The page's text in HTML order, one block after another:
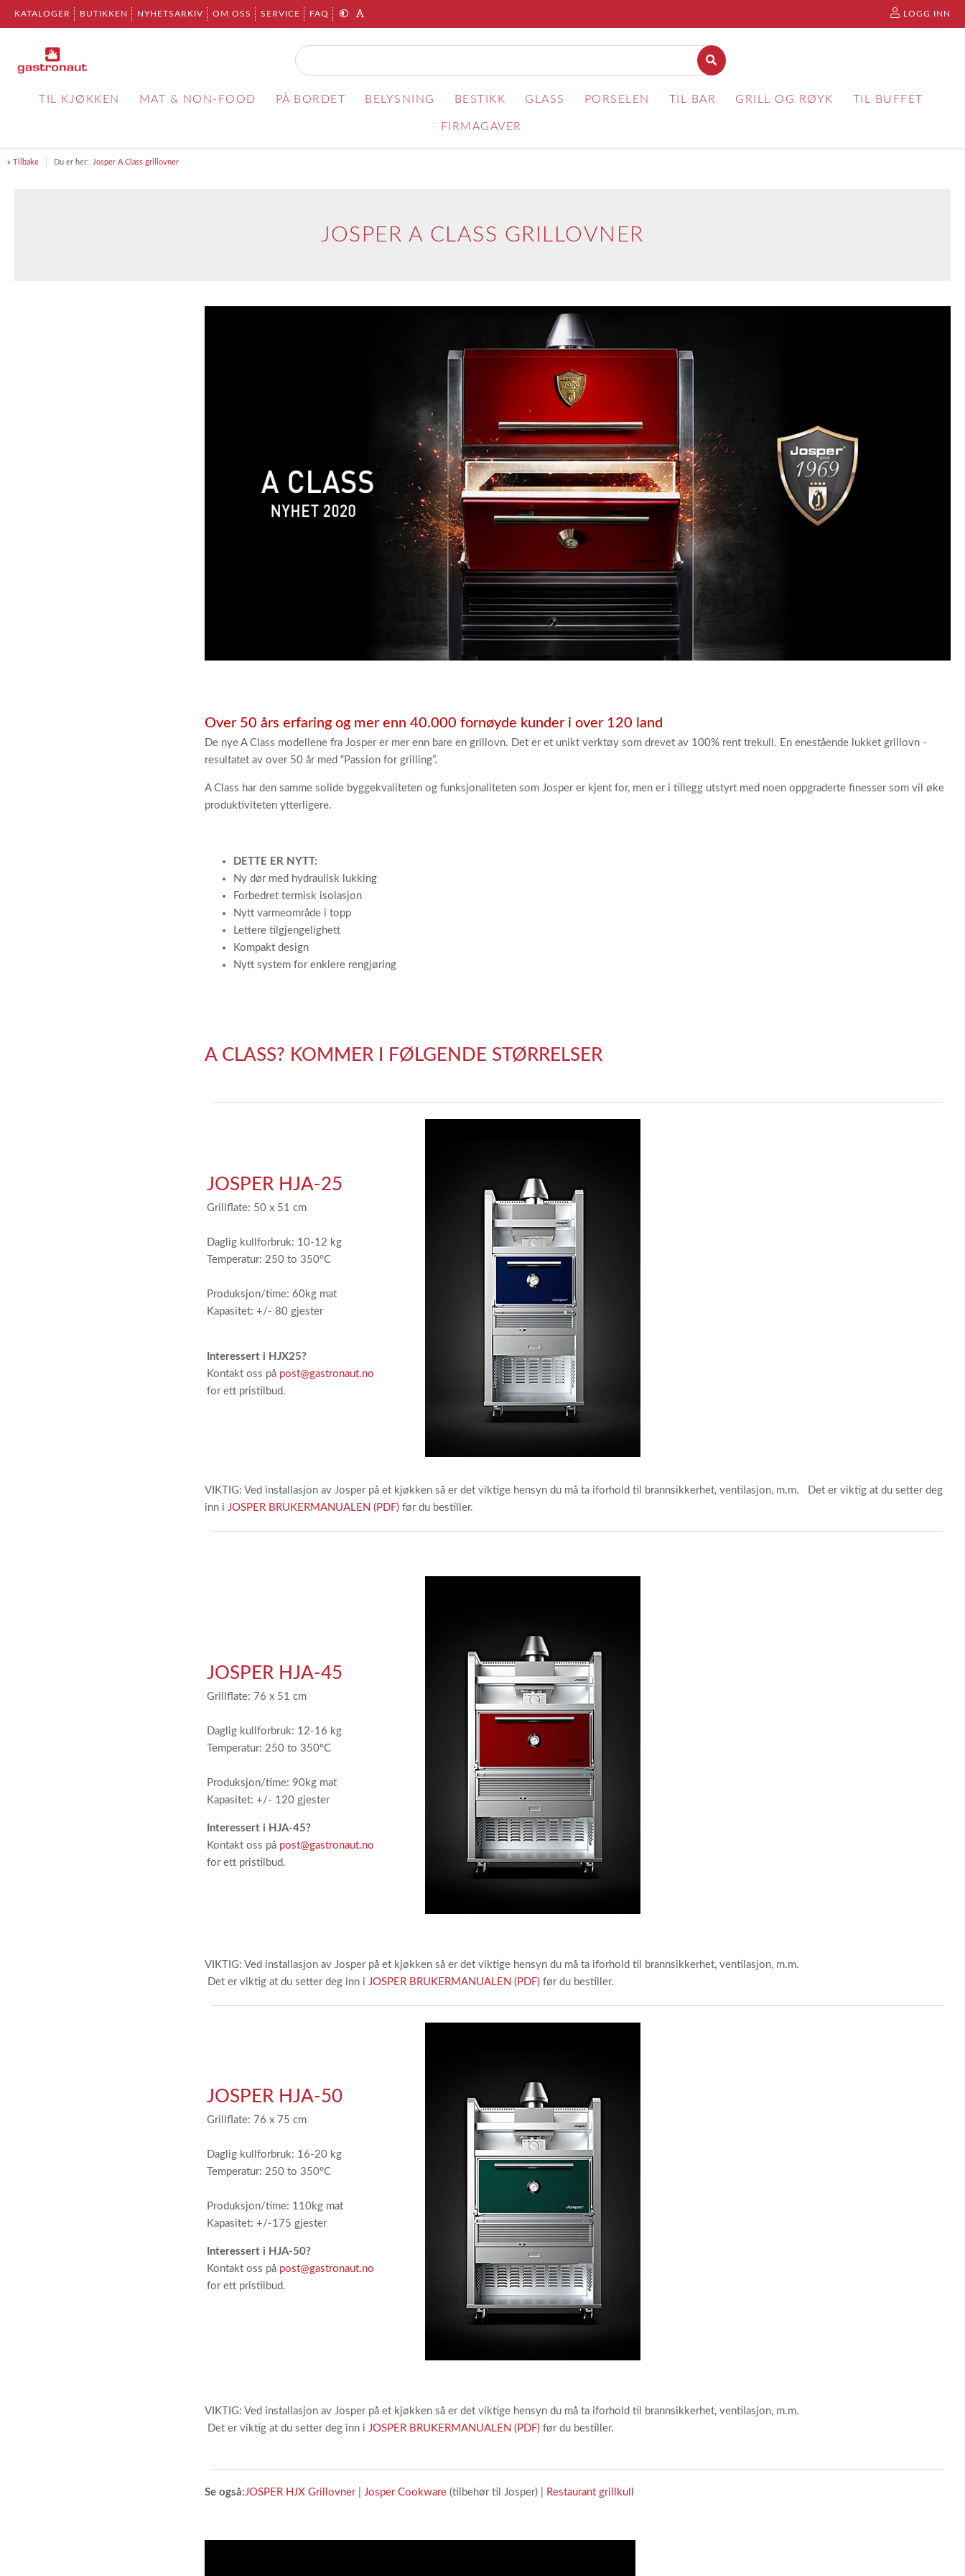
KATALOGER BUTIKKEN NYHETSARKIV OM OSS SERVICE FAQ LOGG INN
TIL KJØKKEN MAT & NON-FOOD PÅ BORDET BELYSNING BESTIKK GLASS PORSELEN TIL BAR GRILL OG RØYK TIL BUFFET
FIRMAGAVER
« Tilbake Du er her: Josper A Class grillovner
JOSPER A CLASS GRILLOVNER
Over 50 års erfaring og mer enn 40.000 fornøyde kunder i over 120 land
De nye A Class modellene fra Josper er mer enn bare en grillovn. Det er et unikt verktøy som drevet av 100% rent trekull. En enestående lukket grillovn -
resultatet av over 50 år med “Passion for grilling”.
A Class har den samme solide byggekvaliteten og funksjonaliteten som Josper er kjent for, men er i tillegg utstyrt med noen oppgraderte finesser som vil øke
produktiviteten ytterligere.
DETTE ER NYTT:
Ny dør med hydraulisk lukking
Forbedret termisk isolasjon
Nytt varmeområde i topp
Lettere tilgjengelighett
Kompakt design
Nytt system for enklere rengjøring
A CLASS? KOMMER I FØLGENDE STØRRELSER
JOSPER HJA-25
Grillflate: 50 x 51 cm
Daglig kullforbruk: 10-12 kg
Temperatur: 250 to 350ºC
Produksjon/time: 60kg mat
Kapasitet: +/- 80 gjester
Interessert i HJX25?
Kontakt oss på post@gastronaut.no
for ett pristilbud.
VIKTIG: Ved installasjon av Josper på et kjøkken så er det viktige hensyn du må ta iforhold til brannsikkerhet, ventilasjon, m.m. Det er viktig at du setter deg
inn i JOSPER BRUKERMANUALEN (PDF)før du bestiller.
JOSPER HJA-45
Grillflate: 76 x 51 cm
Daglig kullforbruk: 12-16 kg
Temperatur: 250 to 350ºC
Produksjon/time: 90kg mat
Kapasitet: +/- 120 gjester
Interessert i HJA-45?
Kontakt oss på post@gastronaut.no
for ett pristilbud.
VIKTIG: Ved installasjon av Josper på et kjøkken så er det viktige hensyn du må ta iforhold til brannsikkerhet, ventilasjon, m.m.
Det er viktig at du setter deg inn i JOSPER BRUKERMANUALEN (PDF)før du bestiller.
JOSPER HJA-50
Grillflate: 76 x 75 cm
Daglig kullforbruk: 16-20 kg
Temperatur: 250 to 350ºC
Produksjon/time: 110kg mat
Kapasitet: +/-175 gjester
Interessert i HJA-50?
Kontakt oss på post@gastronaut.no
for ett pristilbud.
VIKTIG: Ved installasjon av Josper på et kjøkken så er det viktige hensyn du må ta iforhold til brannsikkerhet, ventilasjon, m.m.
Det er viktig at du setter deg inn i JOSPER BRUKERMANUALEN (PDF)før du bestiller.
Se også: JOSPER HJX Grillovner| Josper Cookware (tilbehør til Josper) | Restaurant grillkull